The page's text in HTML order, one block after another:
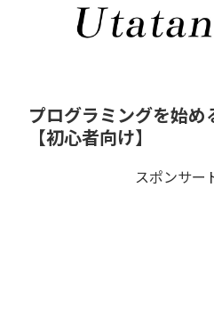
プログラミングを始
【初心者向け】
スポンサー